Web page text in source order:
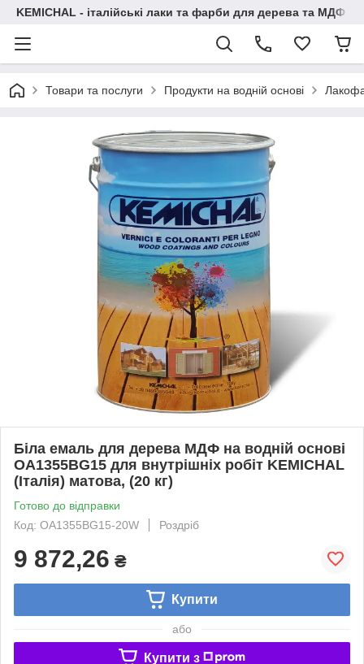
KEMICHAL - італійські лаки та фарби для дерева та МДФ
Товари та послуги Продукти на водній основі
Біла емаль для дерева МДФ на водній основі
OA1355BG15 для внутрішніх робіт KEMICHAL
(Італія) матова, (20 кг)
Готово до відправки
Код: OA1355BG15-20W
Роздріб
9 872,26 ₴
Купити
або
Купити з